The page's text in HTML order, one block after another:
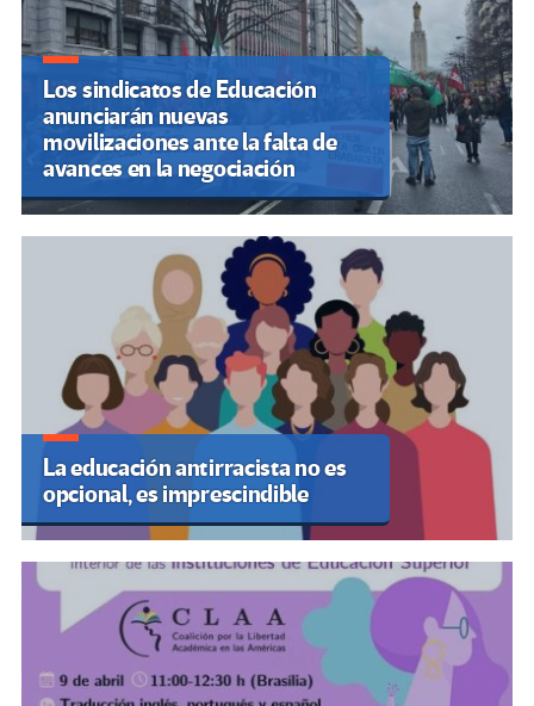
Los sindicatos de Educación
anunciarán nuevas
movilizaciones ante la falta de
avances en la negociación
La educación antirracista no es
opcional, es imprescindible